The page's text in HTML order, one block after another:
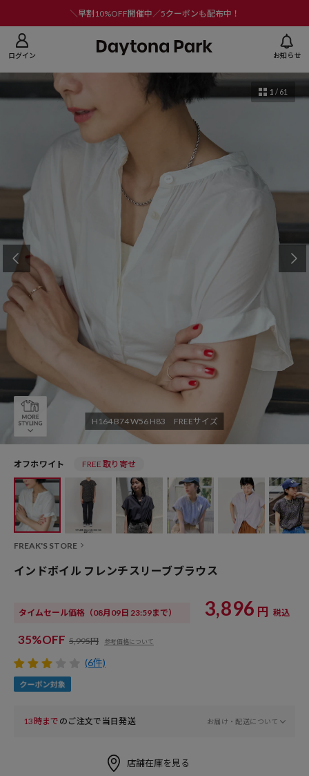
＼早割10%OFF開催中／5クーポンも配布中！
ログイン お知らせ
H164 B74 W56 H83 FREEサイズ
1 / 61
オフホワイト FREE 取り寄せ
FREAK'S STORE
インドボイル フレンチスリーブブラウス
タイムセール価格 （08月09日 23:59まで） 3,896 円 税込
35%OFF 5,995円 参考価格について
(6件)
13時まで のご注文で当日発送 お届け・配送について
店舗在庫を見る